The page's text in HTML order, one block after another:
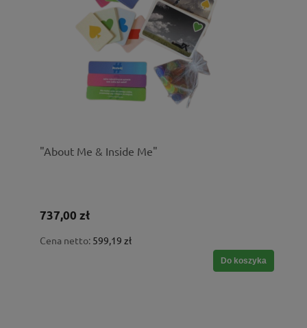
"About Me & Inside Me"
737,00 zł
Cena netto: 599,19 zł
Do koszyka